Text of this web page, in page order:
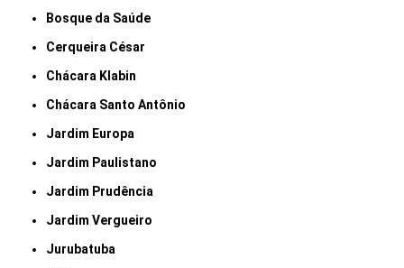
Bosque da Saúde
Cerqueira César
Chácara Klabin
Chácara Santo Antônio
Jardim Europa
Jardim Paulistano
Jardim Prudência
Jardim Vergueiro
Jurubatuba